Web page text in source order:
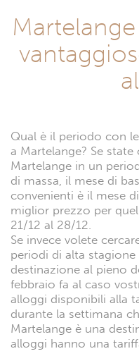
Qual è il periodo con
a Martelange? Se
Martelange in un
di massa, il mese di
convenienti è il mese
miglior prezzo per
21/12 al 28/12.
Se invece volete
periodi di alta
destinazione al pieno
febbraio fa al caso
alloggi disponibili alla
durante la settimana
Martelange è una
alloggi hanno una